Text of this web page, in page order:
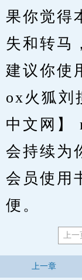
果你觉得
失和转马
建议你使
ox火狐刘
中文网】
会持续为
会员使用
便。
上一
上一章